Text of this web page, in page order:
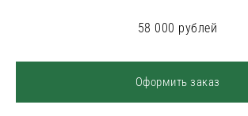
58 000 рублей
Оформить заказ